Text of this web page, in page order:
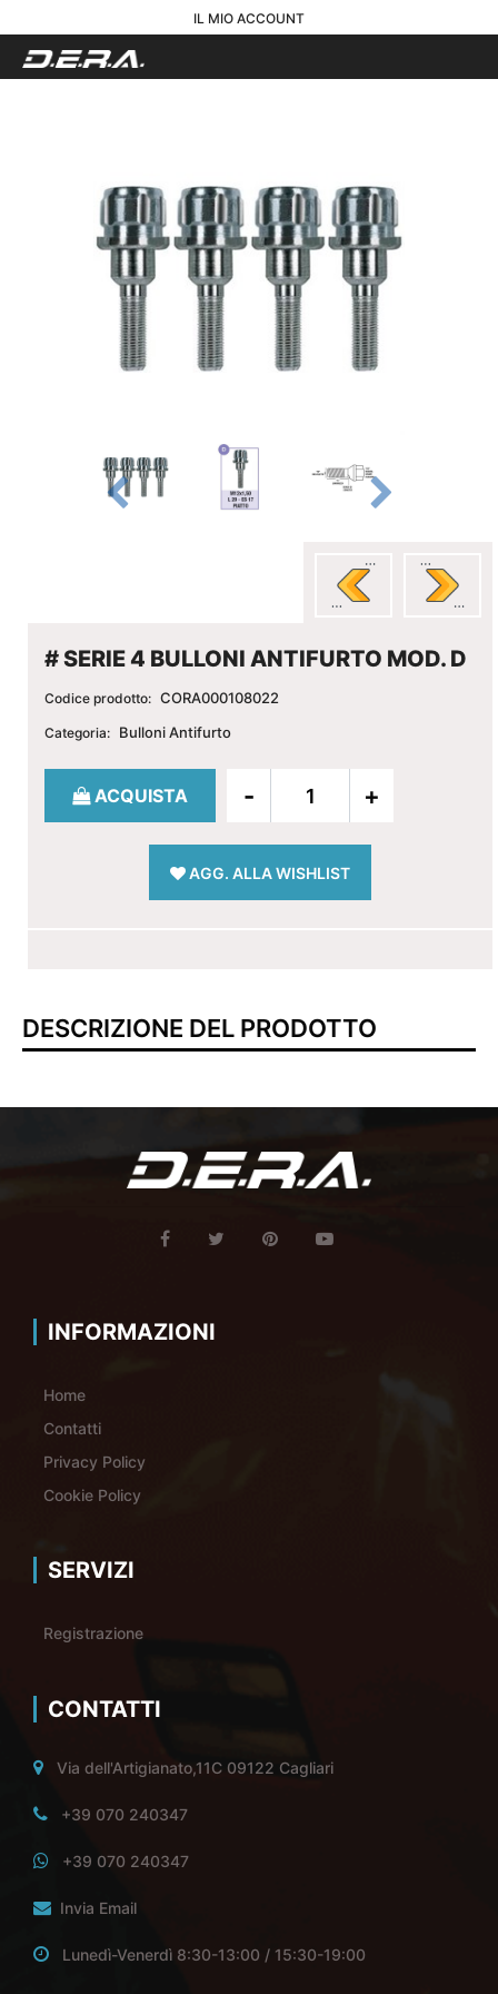
IL MIO ACCOUNT
# SERIE 4 BULLONI ANTIFURTO MOD. D
Codice prodotto: CORA000108022
Categoria: Bulloni Antifurto
Quantità
ACQUISTA
AGG. ALLA WISHLIST
DESCRIZIONE DEL PRODOTTO
INFORMAZIONI
Home
Contatti
Privacy Policy
Cookie Policy
SERVIZI
Registrazione
CONTATTI
Via dell'Artigianato,11C 09122 Cagliari
+39 070 240347
+39 070 240347
Invia Email
Lunedì-Venerdì 8:30-13:00 / 15:30-19:00